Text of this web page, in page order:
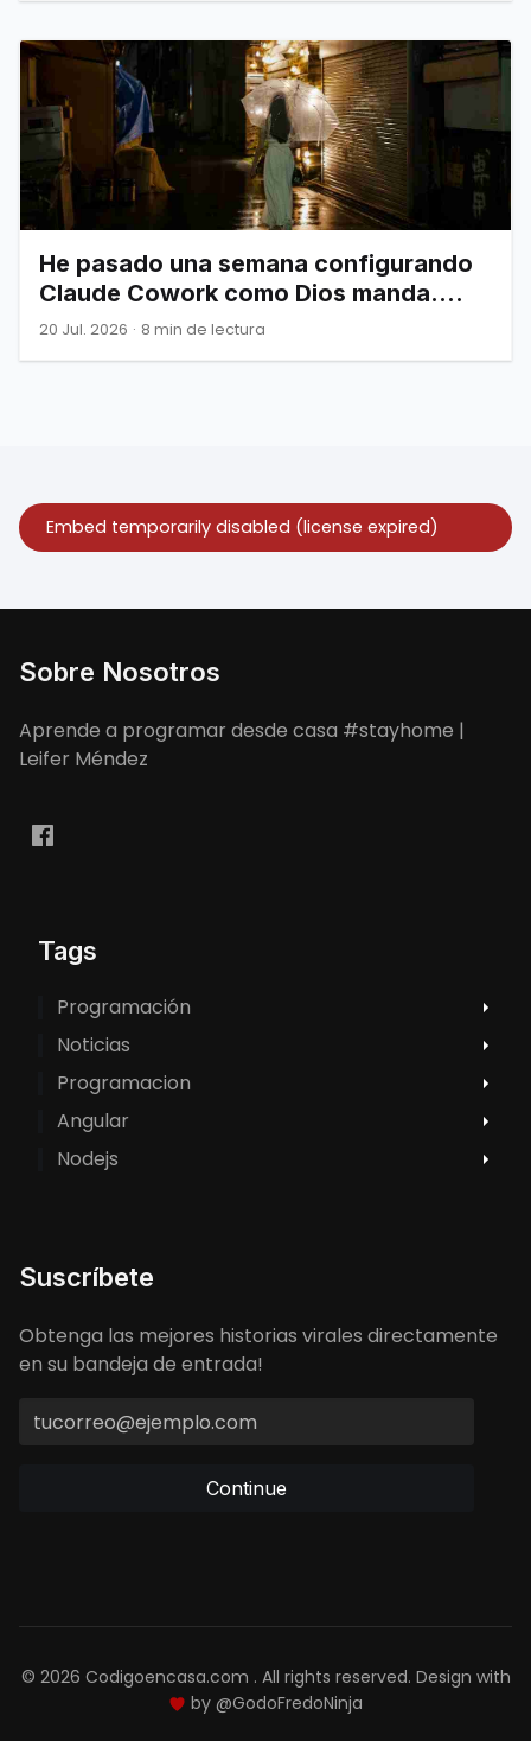
He pasado una semana configurando
Claude Cowork como Dios manda.
Esto es todo lo que de verdad
20 Jul. 2026 · 8 min de lectura
Sobre Nosotros
Aprende a programar desde casa #stayhome |
Leifer Méndez
Tags
Programación
Noticias
Programacion
Angular
Nodejs
Suscríbete
Obtenga las mejores historias virales directamente
en su bandeja de entrada!
Continue
© 2026 Codigoencasa.com . All rights reserved. Design with
by @GodoFredoNinja